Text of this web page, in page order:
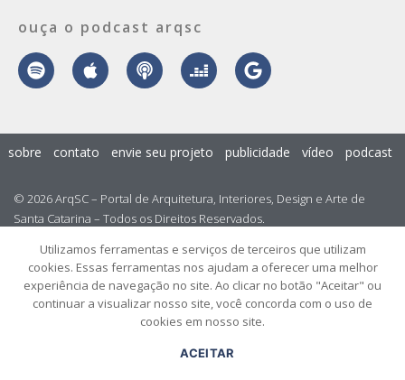
ouça o podcast arqsc
© 2026 ArqSC – Portal de Arquitetura, Interiores, Design e Arte de
Santa Catarina – Todos os Direitos Reservados.
sobre contato envie seu projeto publicidade vídeo podcast
Utilizamos ferramentas e serviços de terceiros que utilizam
cookies. Essas ferramentas nos ajudam a oferecer uma melhor
experiência de navegação no site. Ao clicar no botão "Aceitar" ou
continuar a visualizar nosso site, você concorda com o uso de
cookies em nosso site.
ACEITAR